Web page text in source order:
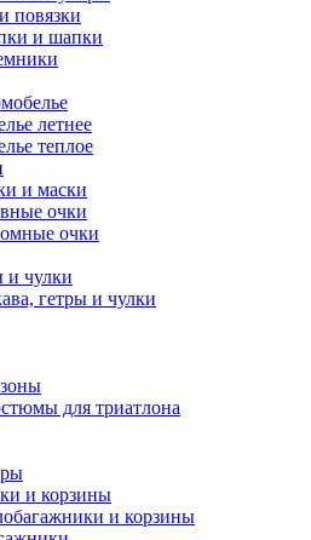
повязки
и шапки
летнее
теплое
и маски
очки
очки
и чулки
гетры и чулки
для триатлона
и корзины
и корзины